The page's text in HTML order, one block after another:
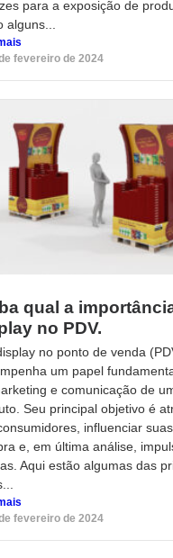
para a exposição de
alguns...
fevereiro de 2024
qual a
no PDV.
no ponto de venda
um papel
e comunicação de
Seu principal objetivo é
influenciar
e, em última análise,
Aqui estão algumas das
fevereiro de 2024